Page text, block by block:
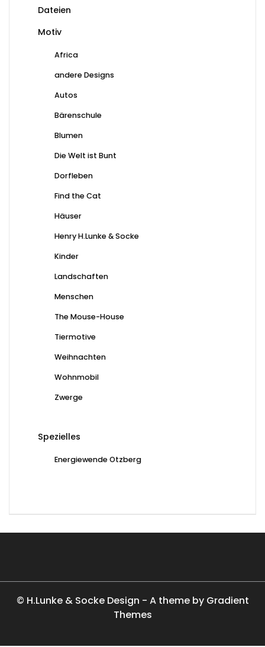
Dateien
Motiv
Africa
andere Designs
Autos
Bärenschule
Blumen
Die Welt ist Bunt
Dorfleben
Find the Cat
Häuser
Henry H.Lunke & Socke
Kinder
Landschaften
Menschen
The Mouse-House
Tiermotive
Weihnachten
Wohnmobil
Zwerge
Spezielles
Energiewende Otzberg
© H.Lunke & Socke Design - A theme by Gradient
Themes